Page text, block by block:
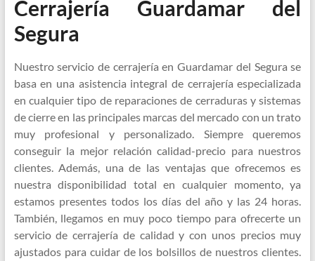
Cerrajería Guardamar del
Segura
Nuestro servicio de cerrajería en Guardamar del Segura se
basa en una asistencia integral de cerrajería especializada
en cualquier tipo de reparaciones de cerraduras y sistemas
de cierre en las principales marcas del mercado con un trato
muy profesional y personalizado. Siempre queremos
conseguir la mejor relación calidad-precio para nuestros
clientes. Además, una de las ventajas que ofrecemos es
nuestra disponibilidad total en cualquier momento, ya
estamos presentes todos los días del año y las 24 horas.
También, llegamos en muy poco tiempo para ofrecerte un
servicio de cerrajería de calidad y con unos precios muy
ajustados para cuidar de los bolsillos de nuestros clientes.